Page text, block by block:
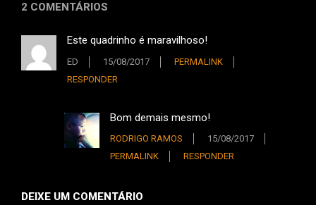
2 COMENTÁRIOS
Este quadrinho é maravilhoso!
ED 15/08/2017
PERMALINK
RESPONDER
Bom demais mesmo!
RODRIGO RAMOS
15/08/2017
PERMALINK
RESPONDER
DEIXE UM COMENTÁRIO